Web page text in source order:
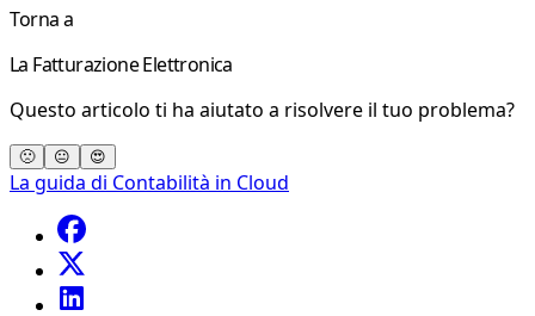
Torna a
La Fatturazione Elettronica
Questo articolo ti ha aiutato a risolvere il tuo problema?
🙁 😐 😍
La guida di Contabilità in Cloud